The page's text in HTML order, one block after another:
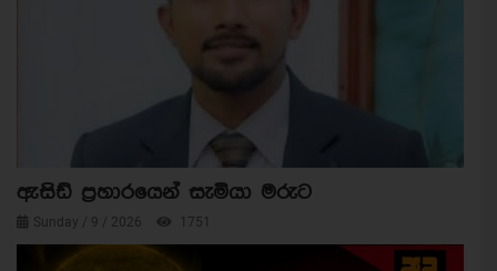
ඇසිඩ් ප්‍රහාරයෙන් සැමියා මරුට
Sunday / 9 / 2026 1751